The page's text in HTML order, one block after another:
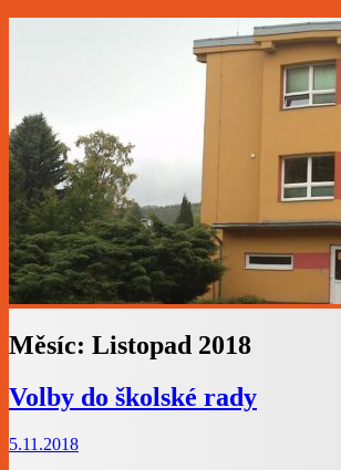
Měsíc: Listopad 2018
Volby do školské rady
5.11.2018